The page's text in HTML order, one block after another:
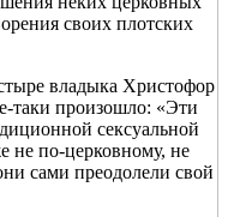
своих плотских
владыка Христофор
таки произошло: «Эти
сексуальной
не по-церковному, не
сами преодолели свой